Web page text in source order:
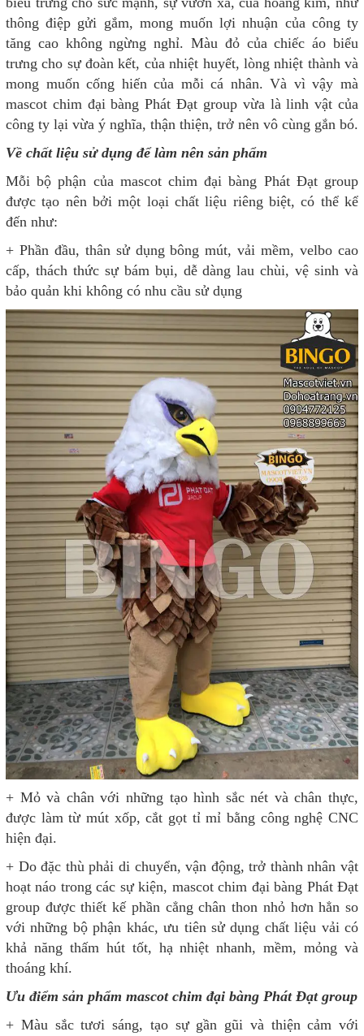
thông điệp gửi gắm, mong muốn lợi nhuận của công ty
tăng cao không ngừng nghỉ. Màu đỏ của chiếc áo biểu
trưng cho sự đoàn kết, của nhiệt huyết, lòng nhiệt thành và
mong muốn cống hiến của mỗi cá nhân. Và vì vậy mà
mascot chim đại bàng Phát Đạt group vừa là linh vật của
công ty lại vừa ý nghĩa, thận thiện, trở nên vô cùng gắn bó.
Về chất liệu sử dụng để làm nên sản phẩm
Mỗi bộ phận của mascot chim đại bàng Phát Đạt group
được tạo nên bởi một loại chất liệu riêng biệt, có thể kể
đến như:
+ Phần đầu, thân sử dụng bông mút, vải mềm, velbo cao
cấp, thách thức sự bám bụi, dễ dàng lau chùi, vệ sinh và
bảo quản khi không có nhu cầu sử dụng
+ Mỏ và chân với những tạo hình sắc nét và chân thực,
được làm từ mút xốp, cắt gọt tỉ mỉ bằng công nghệ CNC
hiện đại.
+ Do đặc thù phải di chuyển, vận động, trở thành nhân vật
hoạt náo trong các sự kiện, mascot chim đại bàng Phát Đạt
group được thiết kế phần cẳng chân thon nhỏ hơn hẳn so
với những bộ phận khác, ưu tiên sử dụng chất liệu vải có
khả năng thấm hút tốt, hạ nhiệt nhanh, mềm, mỏng và
thoáng khí.
Ưu điểm sản phẩm mascot chim đại bàng Phát Đạt group
+ Màu sắc tươi sáng, tạo sự gần gũi và thiện cảm với